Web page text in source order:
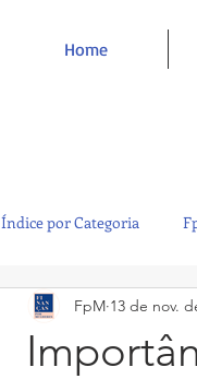
Home
Índice por Categoria
Controladoria
FpM 13 de nov.